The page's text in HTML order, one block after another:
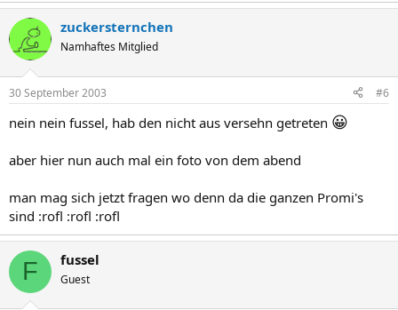
zuckersternchen
Namhaftes Mitglied
30 September 2003 #6
nein nein fussel, hab den nicht aus versehn getreten 😀
aber hier nun auch mal ein foto von dem abend
man mag sich jetzt fragen wo denn da die ganzen Promi's
sind :rofl :rofl :rofl
F fussel
Guest